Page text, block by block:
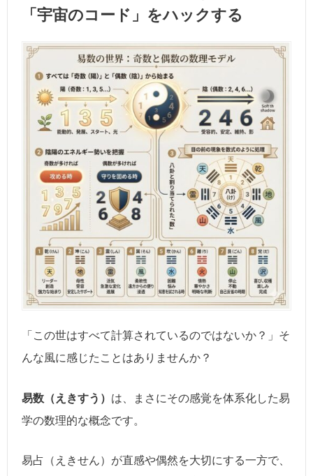
「宇宙のコード」をハックする
「この世はすべて計算されているのではないか？」そ
んな風に感じたことはありませんか？
易数（えきすう） は、まさにその感覚を体系化した易
学の数理的な概念です。
易占（えきせん）が直感や偶然を大切にする一方で、